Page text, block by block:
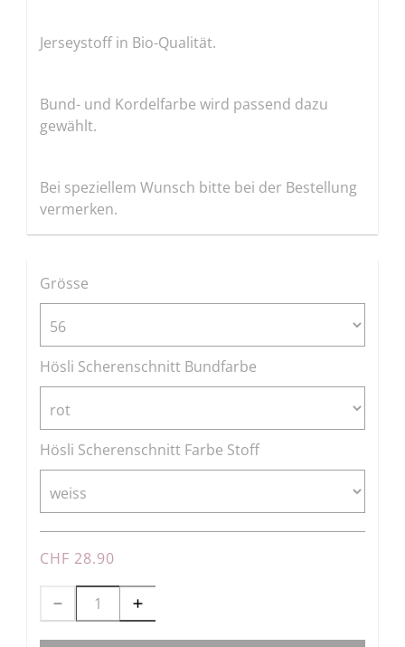
Jerseystoff in Bio-Qualität.
Bund- und Kordelfarbe wird passend dazu
gewählt.
Bei speziellem Wunsch bitte bei der Bestellung
vermerken.
Grösse
Hösli Scherenschnitt Bundfarbe
Hösli Scherenschnitt Farbe Stoff
CHF 28.90